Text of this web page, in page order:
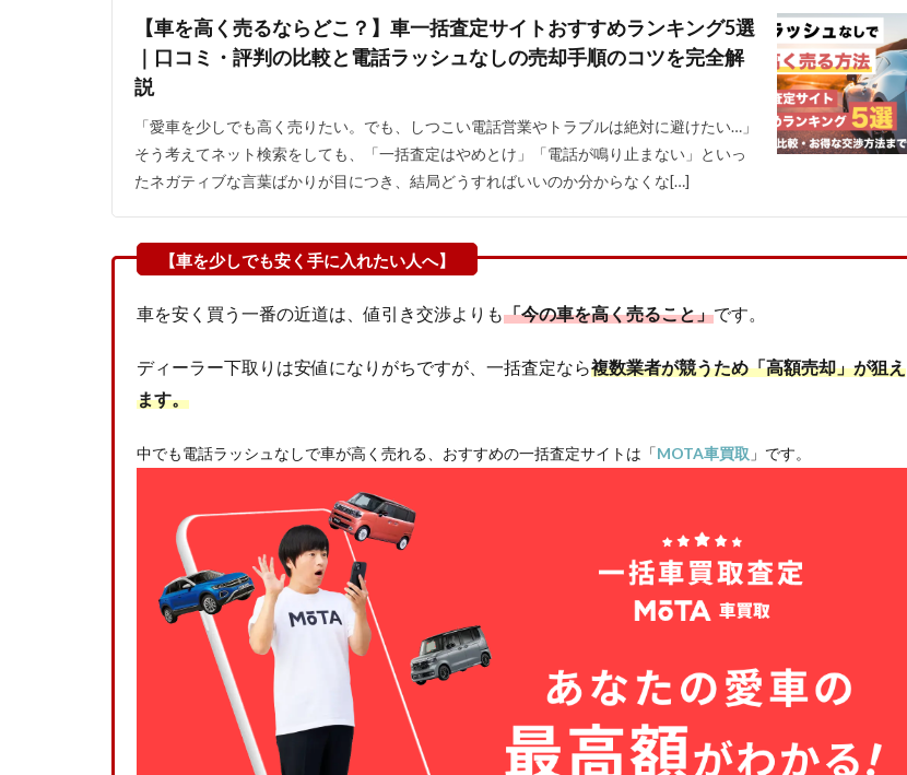
【車を高く売るならどこ？】車一括査定サイトおすすめランキング5選
｜口コミ・評判の比較と電話ラッシュなしの売却手順のコツを完全解
説
「愛車を少しでも高く売りたい。でも、しつこい電話営業やトラブルは絶対に避けたい…」
そう考えてネット検索をしても、「一括査定はやめとけ」「電話が鳴り止まない」といっ
たネガティブな言葉ばかりが目につき、結局どうすればいいのか分からなくな[…]
車を安く買う一番の近道は、値引き交渉よりも「今の車を高く売ること」です。
ディーラー下取りは安値になりがちですが、一括査定なら複数業者が競うため「高額売却」が狙え
ます。
中でも電話ラッシュなしで車が高く売れる、おすすめの一括査定サイトは「MOTA車買取 」です。